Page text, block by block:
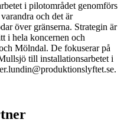
i pilotområdet genomförs
och det är
över gränserna. Strategin är
i hela koncernen och
Mölndal. De fokuserar på
till installationsarbetet i